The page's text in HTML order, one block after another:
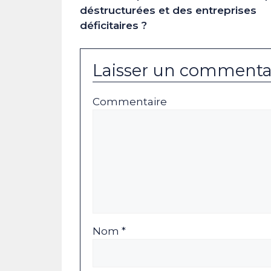
déstructurées et des entreprises
déficitaires ?
Laisser un
Commentaire
Nom *